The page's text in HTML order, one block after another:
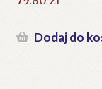
Dodaj do